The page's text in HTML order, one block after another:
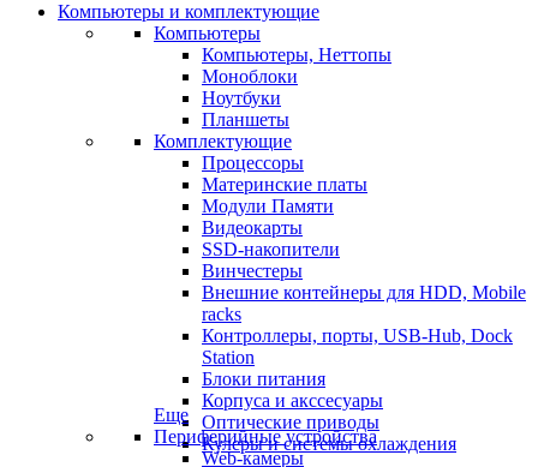
Компьютеры и комплектующие
Компьютеры
Компьютеры, Неттопы
Моноблоки
Ноутбуки
Планшеты
Комплектующие
Процессоры
Материнские платы
Модули Памяти
Видеокарты
SSD-накопители
Винчестеры
Внешние контейнеры для HDD, Mobile
racks
Контроллеры, порты, USB-Hub, Dock
Station
Блоки питания
Корпуса и акссесуары
Оптические приводы
Кулеры и системы охлаждения
Еще
Периферийные устройства
Web-камеры